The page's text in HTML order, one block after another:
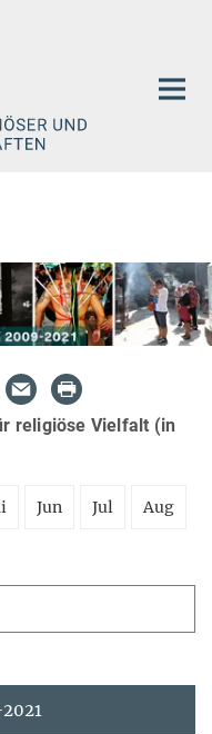
religiöse Vielfalt (in
Jun Jul Aug